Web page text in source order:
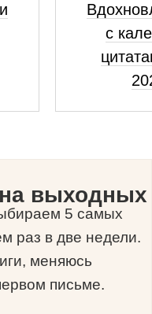
с
выходных
5 самых
раз в две недели.
меняюсь
письме.